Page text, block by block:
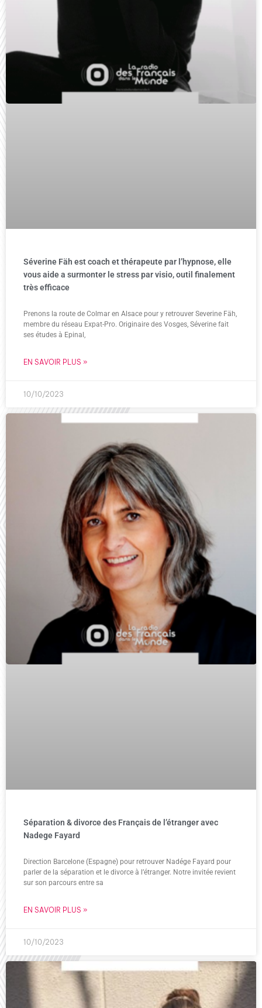
Séverine Fäh est coach et thérapeute par l’hypnose, elle
vous aide a surmonter le stress par visio, outil finalement
très efficace
Prenons la route de Colmar en Alsace pour y retrouver Severine Fäh,
membre du réseau Expat-Pro. Originaire des Vosges, Séverine fait
ses études à Epinal,
EN SAVOIR PLUS »
10/10/2023
Séparation & divorce des Français de l’étranger avec
Nadege Fayard
Direction Barcelone (Espagne) pour retrouver Nadége Fayard pour
parler de la séparation et le divorce à l’étranger. Notre invitée revient
sur son parcours entre sa
EN SAVOIR PLUS »
10/10/2023